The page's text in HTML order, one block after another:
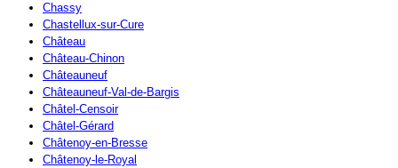
Chassy
Chastellux-sur-Cure
Château
Château-Chinon
Châteauneuf
Châteauneuf-Val-de-Bargis
Châtel-Censoir
Châtel-Gérard
Châtenoy-en-Bresse
Châtenoy-le-Royal